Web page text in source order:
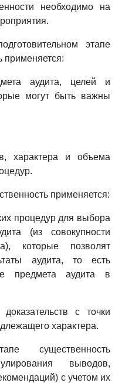
необходимо на
этапе
применяется:
аудита, целей и
могут быть важны
характера и объема
применяется:
процедур для выбора
(из совокупности
которые позволят
аудита, то есть
предмета аудита в
с точки
характера.
существенность
выводов,
с учетом их